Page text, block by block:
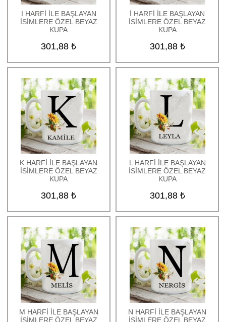
I HARFİ İLE BAŞLAYAN
İSİMLERE ÖZEL BEYAZ
KUPA
301,88 ₺
İ HARFİ İLE BAŞLAYAN
İSİMLERE ÖZEL BEYAZ
KUPA
301,88 ₺
K HARFİ İLE BAŞLAYAN
İSİMLERE ÖZEL BEYAZ
KUPA
301,88 ₺
L HARFİ İLE BAŞLAYAN
İSİMLERE ÖZEL BEYAZ
KUPA
301,88 ₺
M HARFİ İLE BAŞLAYAN
İSİMLERE ÖZEL BEYAZ
N HARFİ İLE BAŞLAYAN
İSİMLERE ÖZEL BEYAZ